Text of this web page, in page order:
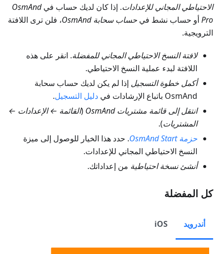
الاحتياطي المجاني للإعدادات. إذا كان لديك حساب فيOsmAnd
Proأو حساب نشط في حساب سحابة OsmAnd
، فلن ترى اللافتة
الترويجية.
لافتة النسخ الاحتياطي المجاني للمفضلة. انقر على هذه
اللافتة لبدء عملية النسخ الاحتياطي.
أكمل خطوة التسجيل إذا لم يكن لديك حساب سحابة
OsmAnd باتباع الإرشادات في
دليل التسجيل.
انتقل إلى قائمة مشتريات OsmAnd
(القائمة ← الإعدادات ←
المشتريات).
حزمة OsmAnd Start
. حدد هذا الخيار للوصول إلى ميزة
النسخ الاحتياطي المجاني للإعدادات.
أنشئ نسخة احتياطية من إعداداتك.
كل المفضلة
أندرويد iOS